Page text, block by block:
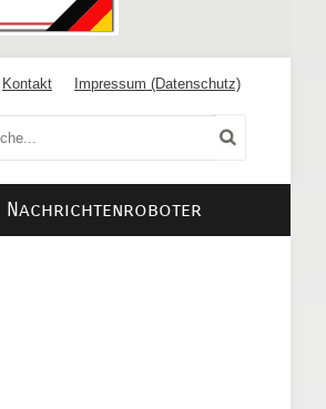
Kontakt Impressum (Datenschutz)
Nachrichtenroboter